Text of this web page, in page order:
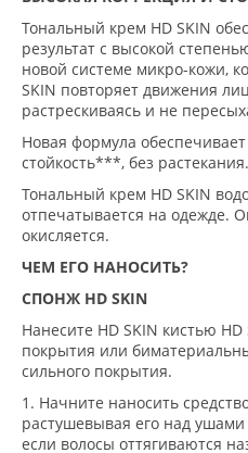
Тональный крем HD SKIN
результат с высокой
новой системе микро-кожи,
SKIN повторяет движения
растрескиваясь и не
Новая формула
стойкость***, без растекания.
Тональный крем HD SKIN
отпечатывается на одежде.
окисляется.
ЧЕМ ЕГО НАНОСИТЬ?
СПОНЖ HD SKIN
Нанесите HD SKIN кистью
покрытия или
сильного покрытия.
1. Начните наносить
растушевывая его над
если волосы оттягиваются